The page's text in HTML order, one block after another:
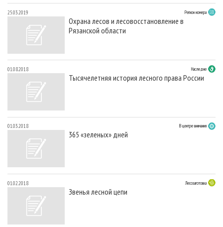
25.03.2019 Регион номера
Охрана лесов и лесовосстановление в
Рязанской области
01.08.2018 Наследие
Тысячелетняя история лесного права России
01.03.2018 В центре внимания
365 «зеленых» дней
01.02.2018 Лесозаготовка
Звенья лесной цепи